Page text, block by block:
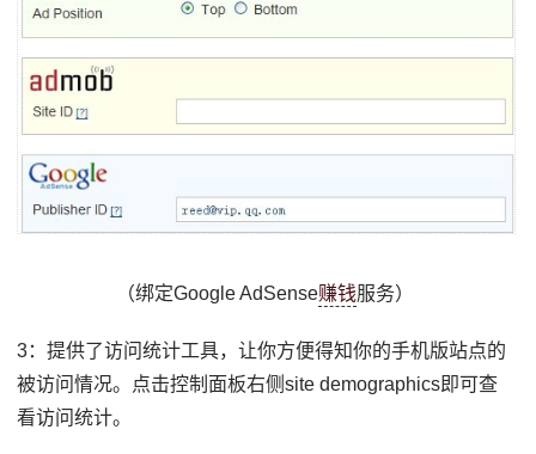
（绑定Google AdSense赚钱服务）
3：提供了访问统计工具，让你方便得知你的手机版站点的
被访问情况。点击控制面板右侧site demographics即可查
看访问统计。